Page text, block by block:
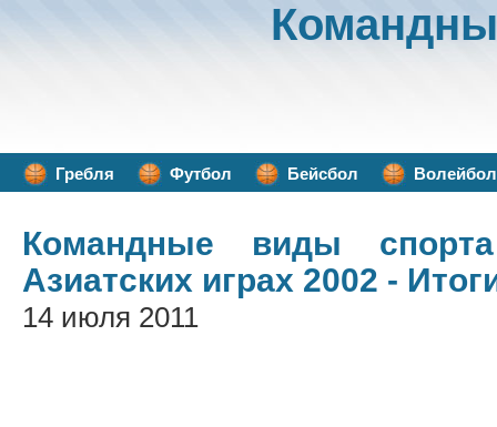
Гребля Футбол Бейсбол Волейбол
Командные виды спорта
Азиатских играх 2002 -
14 июля 2011